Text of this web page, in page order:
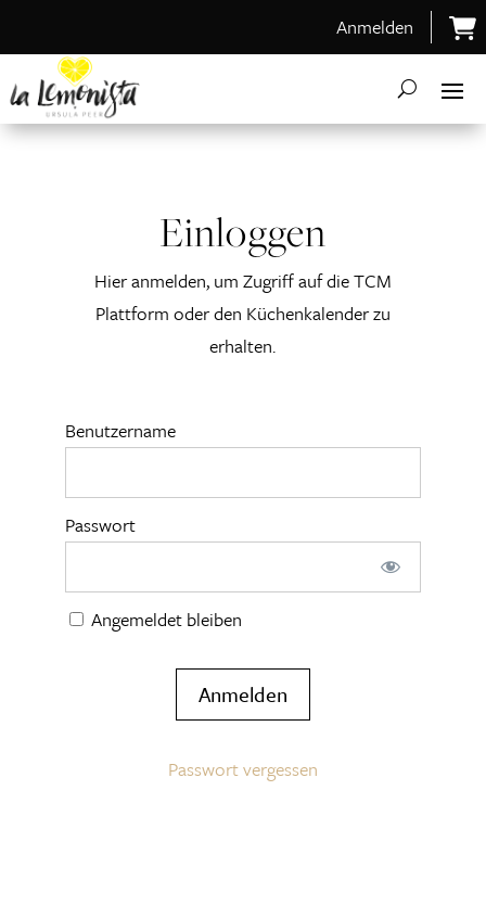
Anmelden
Einloggen
Hier anmelden, um Zugriff auf die TCM
Plattform oder den Küchenkalender zu
erhalten.
Benutzername
Passwort
Angemeldet bleiben
Passwort vergessen